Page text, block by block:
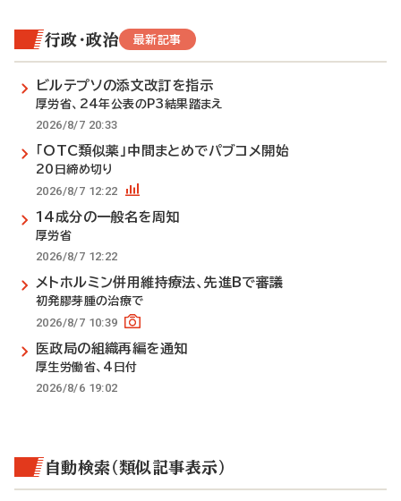
行政・政治 最新記事
ビルテプソの添文改訂を指示
厚労省、24年公表のP3結果踏まえ
2026/8/7 20:33
「OTC類似薬」中間まとめでパブコメ開始
20日締め切り
2026/8/7 12:22
14成分の一般名を周知
厚労省
2026/8/7 12:22
メトホルミン併用維持療法、先進Bで審議
初発膠芽腫の治療で
2026/8/7 10:39
医政局の組織再編を通知
厚生労働省、4日付
2026/8/6 19:02
自動検索（類似記事表示）